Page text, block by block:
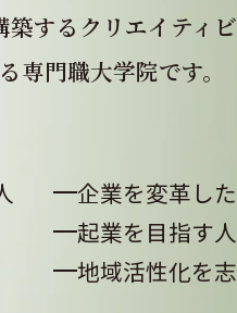
するクリエイティ
専⾨職⼤学院です。
企業を変⾰し
起業を⽬指す⼈
地域活性化を